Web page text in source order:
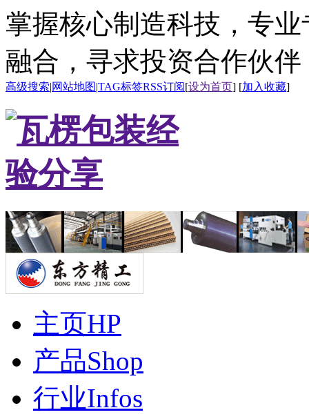
掌握核心制造科技，专
融合，寻求投资合作伙伴
高级搜索|网站地图|TAG标签RSS订阅[设为首页] [加入收藏]
主页HP
产品Shop
行业Infos